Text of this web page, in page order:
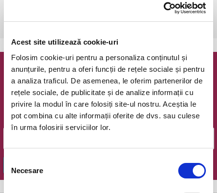
Acest site utilizează cookie-uri
Folosim cookie-uri pentru a personaliza conținutul și
anunțurile, pentru a oferi funcții de rețele sociale și pentru
a analiza traficul. De asemenea, le oferim partenerilor de
rețele sociale, de publicitate și de analize informații cu
privire la modul în care folosiți site-ul nostru. Aceștia le
pot combina cu alte informații oferite de dvs. sau culese
în urma folosirii serviciilor lor.
consimțământului
Necesare
Bucuresti, The Hubvezi pe harta
Newsletter @ Bilete.ro
Oferte exclusive si o editie saptamanala cu cele mai noi
evenimente.
Email